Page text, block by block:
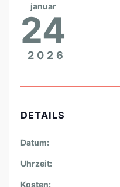
januar
24
2026
DETAILS
Datum:
Uhrzeit:
Kosten: